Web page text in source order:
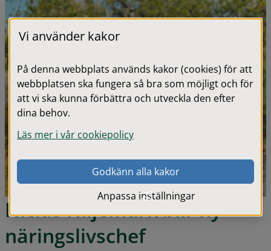
Niclas Hiljemark blir ny
näringslivschef
Vi använder kakor
På denna webbplats används kakor (cookies) för att
webbplatsen ska fungera så bra som möjligt och för
att vi ska kunna förbättra och utveckla den efter
dina behov.
Läs mer i vår cookiepolicy
Godkänn alla kakor
Anpassa inställningar